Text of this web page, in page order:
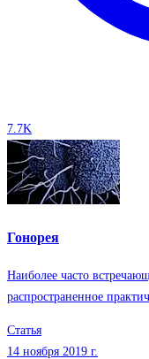
7.7K
Гонорея
Наиболее часто
распространенное
Статья
14 ноября 2019 г.